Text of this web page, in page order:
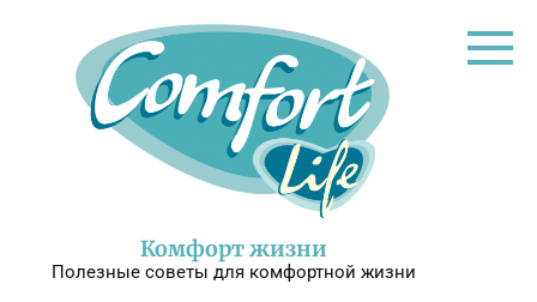
Комфорт жизни
Полезные советы для комфортной жизни